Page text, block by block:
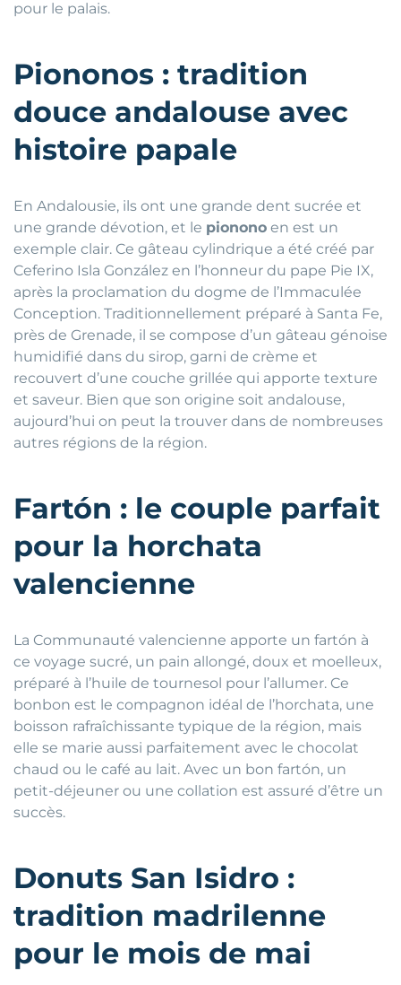
pour le palais.
Piononos : tradition
douce andalouse avec
histoire papale
En Andalousie, ils ont une grande dent sucrée et
une grande dévotion, et le pionono en est un
exemple clair. Ce gâteau cylindrique a été créé par
Ceferino Isla González en l’honneur du pape Pie IX,
après la proclamation du dogme de l’Immaculée
Conception. Traditionnellement préparé à Santa Fe,
près de Grenade, il se compose d’un gâteau génoise
humidifié dans du sirop, garni de crème et
recouvert d’une couche grillée qui apporte texture
et saveur. Bien que son origine soit andalouse,
aujourd’hui on peut la trouver dans de nombreuses
autres régions de la région.
Fartón : le couple parfait
pour la horchata
valencienne
La Communauté valencienne apporte un fartón à
ce voyage sucré, un pain allongé, doux et moelleux,
préparé à l’huile de tournesol pour l’allumer. Ce
bonbon est le compagnon idéal de l’horchata, une
boisson rafraîchissante typique de la région, mais
elle se marie aussi parfaitement avec le chocolat
chaud ou le café au lait. Avec un bon fartón, un
petit-déjeuner ou une collation est assuré d’être un
succès.
Donuts San Isidro :
tradition madrilenne
pour le mois de mai